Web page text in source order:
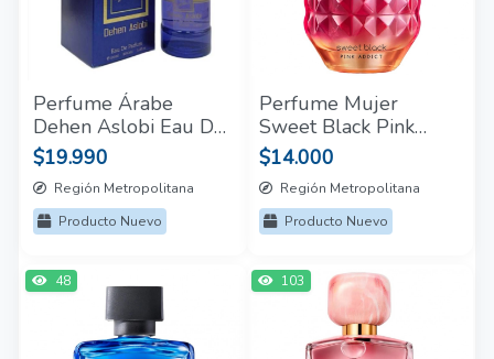
Perfume Árabe
Dehen Aslobi Eau De
Parfum Hombre
100ml
$19.990
Región Metropolitana
Producto Nuevo
Perfume Mujer
Sweet Black Pink
Addict Cyzone 50 Ml
$14.000
Región Metropolitana
Producto Nuevo
48 103